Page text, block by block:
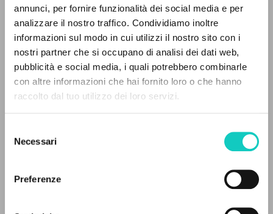
annunci, per fornire funzionalità dei social media e per
analizzare il nostro traffico. Condividiamo inoltre
informazioni sul modo in cui utilizzi il nostro sito con i
nostri partner che si occupano di analisi dei dati web,
pubblicità e social media, i quali potrebbero combinarle
con altre informazioni che hai fornito loro o che hanno
raccolto dal tuo utilizzo dei loro servizi.
delNecessari
Preferenze
Cordas DurvalTraduttore
Portoghese BR
30 Dias
1995
Pagine: 20
0DOCUMENTI TROVATI
RISULTATI SUCCESSIVI